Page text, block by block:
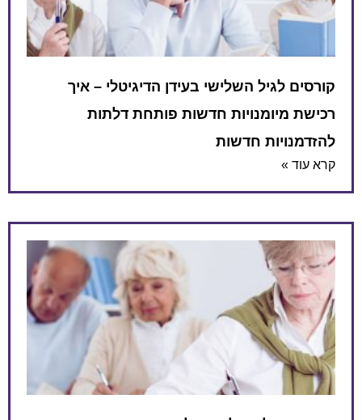
קורסים לגיל השלישי בעידן הדיגיטלי – איך
רכישת מיומנויות חדשות פותחת דלתות
להזדמנויות חדשות
קרא עוד »